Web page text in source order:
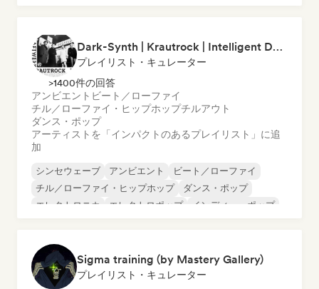
Dark-Synth | Krautrock | Intelligent Dance Music (by Cubby V)
プレイリスト・キュレーター
>1400件の回答
アンビエント ビート／ローファイ
チル／ローファイ・ヒップホップチルアウト
ダンス・ポップ
アーティストを「インパクトのあるプレイリスト」に追
加
シンセウェーブ アンビエント
ビート／ローファイ
チル／ローファイ・ヒップホップ
ダンス・ポップ
エレクトロニカ
エレクトロポップ インディー・ポップ
Sigma training (by Mastery Gallery)
プレイリスト・キュレーター